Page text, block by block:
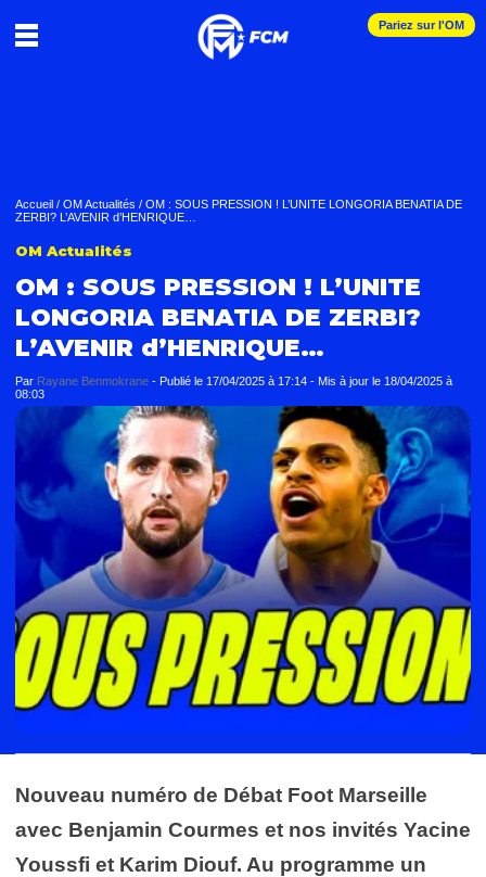
Pariez sur l'OM
Accueil / OM Actualités / OM : SOUS PRESSION ! L’UNITE LONGORIA BENATIA DE
ZERBI? L’AVENIR d’HENRIQUE…
OM Actualités
OM : SOUS PRESSION ! L’UNITE
LONGORIA BENATIA DE ZERBI?
L’AVENIR d’HENRIQUE…
Par Rayane Benmokrane - Publié le 17/04/2025 à 17:14 - Mis à jour le 18/04/2025 à
08:03
Nouveau numéro de Débat Foot Marseille
avec Benjamin Courmes et nos invités Yacine
Youssfi et Karim Diouf. Au programme un